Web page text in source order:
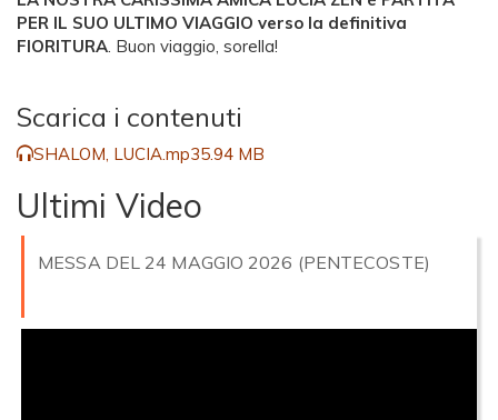
PER IL SUO ULTIMO VIAGGIO verso la definitiva
FIORITURA. Buon viaggio, sorella!
Scarica i contenuti
SHALOM, LUCIA.mp35.94 MB
Ultimi Video
MESSA DEL 24 MAGGIO 2026 (PENTECOSTE)